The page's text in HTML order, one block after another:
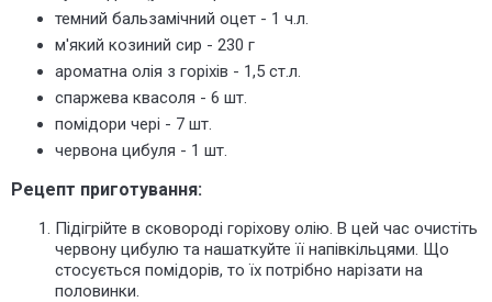
темний бальзамічний оцет - 1 ч.л.
м'який козиний сир - 230 г
ароматна олія з горіхів - 1,5 ст.л.
спаржева квасоля - 6 шт.
помідори чері - 7 шт.
червона цибуля - 1 шт.
Рецепт приготування:
Підігрійте в сковороді горіхову олію. В цей час очистіть
червону цибулю та нашаткуйте її напівкільцями. Що
стосується помідорів, то їх потрібно нарізати на
половинки.